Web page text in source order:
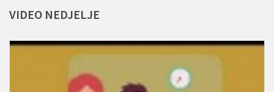
VIDEO NEDJELJE